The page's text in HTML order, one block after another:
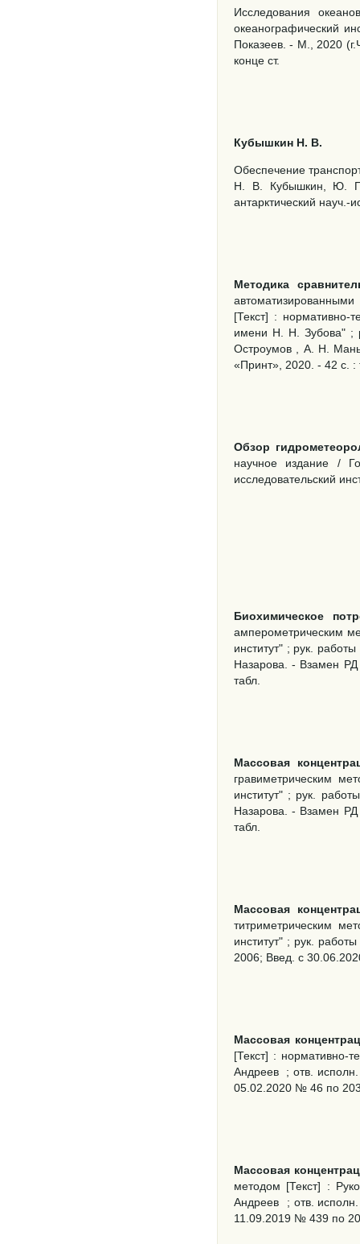
Исследования
океанографический
Показеев. - М., 2020
конце ст.
Кубышкин Н. В.
Обеспечение
Н. В. Кубышкин, Ю.
антарктический
Методика
[Текст] : нормативно-
имени Н. Н. Зубова" ;
Остроумов , А. Н.
«Принт», 2020. - 42 с. :
Обзор
научное издание /
исследовательский
Биохимическое
амперометрическим
институт" ; рук.
Назарова. - Взамен
табл.
Массовая
гравиметрическим
институт" ; рук.
Назарова. - Взамен
табл.
Массовая
титриметрическим
институт" ; рук.
2006; Введ. с
Массовая
[Текст] : нормативно-
Андреев
; отв.
05.02.2020 № 46 по
Массовая
методом [Текст] :
Андреев
; отв.
11.09.2019 № 439 по